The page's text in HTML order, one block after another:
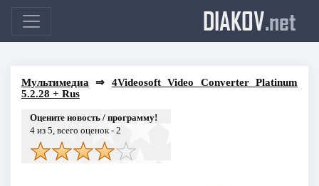
DIAKOV.net
Мультимедиа ⇒ 4Videosoft Video Converter Platinum
5.2.28 + Rus
Оцените новость / программу!
4из 5, всего оценок - 2